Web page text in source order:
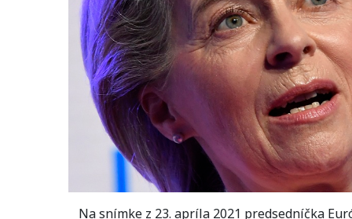
Na snímke z 23. apríla 2021 predsedníčka